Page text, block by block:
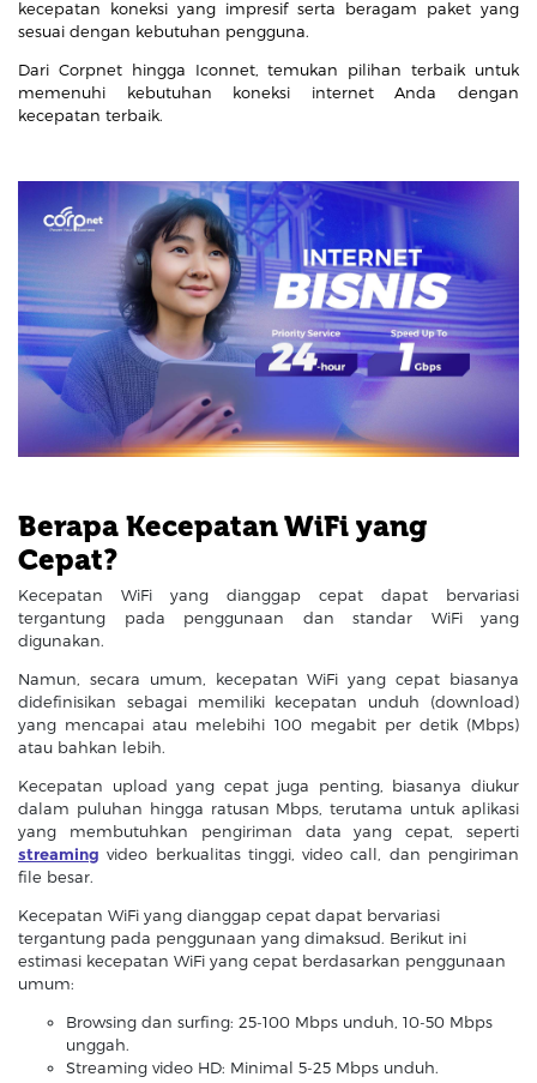
kecepatan koneksi yang impresif serta beragam paket yang
sesuai dengan kebutuhan pengguna.
Dari Corpnet hingga Iconnet, temukan pilihan terbaik untuk
memenuhi kebutuhan koneksi internet Anda dengan
kecepatan terbaik.
Berapa Kecepatan WiFi yang
Cepat?
Kecepatan WiFi yang dianggap cepat dapat bervariasi
tergantung pada penggunaan dan standar WiFi yang
digunakan.
Namun, secara umum, kecepatan WiFi yang cepat biasanya
didefinisikan sebagai memiliki kecepatan unduh (download)
yang mencapai atau melebihi 100 megabit per detik (Mbps)
atau bahkan lebih.
Kecepatan upload yang cepat juga penting, biasanya diukur
dalam puluhan hingga ratusan Mbps, terutama untuk aplikasi
yang membutuhkan pengiriman data yang cepat, seperti
streaming video berkualitas tinggi, video call, dan pengiriman
file besar.
Kecepatan WiFi yang dianggap cepat dapat bervariasi
tergantung pada penggunaan yang dimaksud. Berikut ini
estimasi kecepatan WiFi yang cepat berdasarkan penggunaan
umum:
Browsing dan surfing: 25-100 Mbps unduh, 10-50 Mbps
unggah.
Streaming video HD: Minimal 5-25 Mbps unduh.